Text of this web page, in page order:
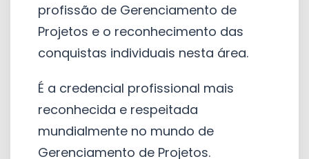
profissão de Gerenciamento de
Projetos e o reconhecimento das
conquistas individuais nesta área.
É a credencial profissional mais
reconhecida e respeitada
mundialmente no mundo de
Gerenciamento de Projetos.